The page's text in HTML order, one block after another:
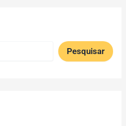
Pesquisar